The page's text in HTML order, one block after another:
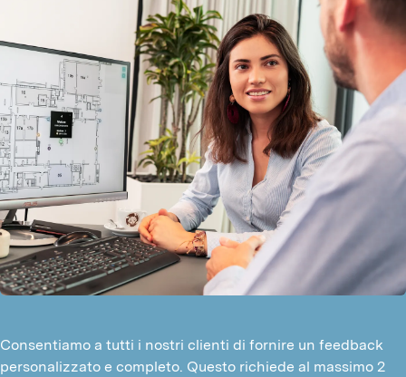
Consentiamo a tutti i nostri clienti di fornire un feedback
personalizzato e completo. Questo richiede al massimo 2